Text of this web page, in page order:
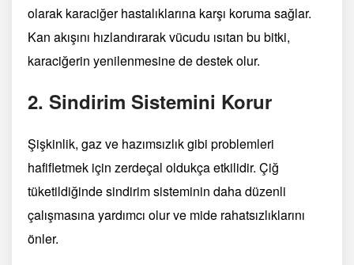
olarak karaciğer hastalıklarına karşı koruma sağlar.
Kan akışını hızlandırarak vücudu ısıtan bu bitki,
karaciğerin yenilenmesine de destek olur.
2. Sindirim Sistemini Korur
Şişkinlik, gaz ve hazımsızlık gibi problemleri
hafifletmek için zerdeçal oldukça etkilidir. Çiğ
tüketildiğinde sindirim sisteminin daha düzenli
çalışmasına yardımcı olur ve mide rahatsızlıklarını
önler.